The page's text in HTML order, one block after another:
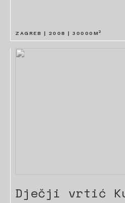
ZAGREB | 2008 | 30000 M 2
Dječji vrtić